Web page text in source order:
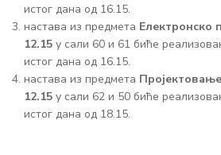
истог дана од 16.15.
настава из предмета Електронско
12.15 у сали 60 и 61 биће
истог дана од 16.15.
настава из предмета
12.15 у сали 62 и 50 биће
истог дана од 18.15.